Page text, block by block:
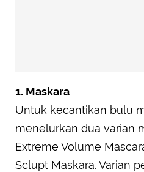
1. Maskara
Untuk kecantikan bulu
menelurkan dua varian
Extreme Volume
Sclupt Maskara. Varian